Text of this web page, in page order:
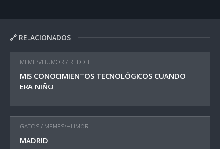
🔗 RELACIONADOS
MEMES/HUMOR / REDDIT
MIS CONOCIMIENTOS TECNOLÓGICOS CUANDO
ERA NIÑO
GATOS/ MEMES/HUMOR
MADRID